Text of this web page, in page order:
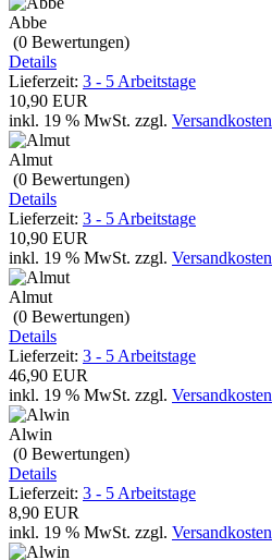
Abbe
(0 Bewertungen)
Details
Lieferzeit: 3 - 5 Arbeitstage
10,90 EUR
inkl. 19 % MwSt. zzgl. Versandkosten
Almut
(0 Bewertungen)
Details
Lieferzeit: 3 - 5 Arbeitstage
10,90 EUR
inkl. 19 % MwSt. zzgl. Versandkosten
Almut
(0 Bewertungen)
Details
Lieferzeit: 3 - 5 Arbeitstage
46,90 EUR
inkl. 19 % MwSt. zzgl. Versandkosten
Alwin
(0 Bewertungen)
Details
Lieferzeit: 3 - 5 Arbeitstage
8,90 EUR
inkl. 19 % MwSt. zzgl. Versandkosten